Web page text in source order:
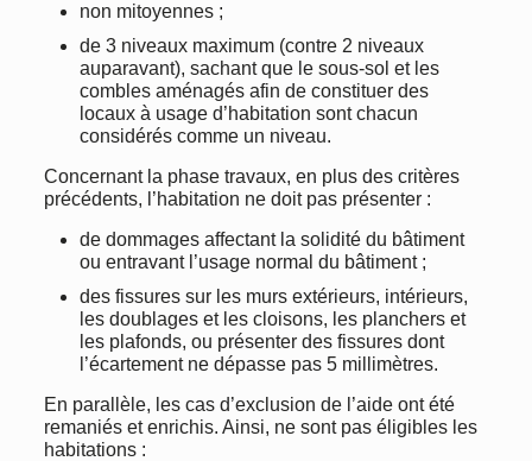
non mitoyennes ;
de 3 niveaux maximum (contre 2 niveaux
auparavant), sachant que le sous-sol et les
combles aménagés afin de constituer des
locaux à usage d’habitation sont chacun
considérés comme un niveau.
Concernant la phase travaux, en plus des critères
précédents, l’habitation ne doit pas présenter :
de dommages affectant la solidité du bâtiment
ou entravant l’usage normal du bâtiment ;
des fissures sur les murs extérieurs, intérieurs,
les doublages et les cloisons, les planchers et
les plafonds, ou présenter des fissures dont
l’écartement ne dépasse pas 5 millimètres.
En parallèle, les cas d’exclusion de l’aide ont été
remaniés et enrichis. Ainsi, ne sont pas éligibles les
habitations :